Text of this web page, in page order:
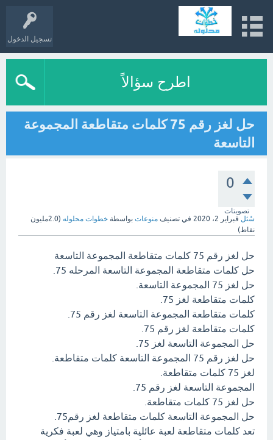
تسجيل الدخول
اطرح سؤالاً
حل لغز رقم 75 كلمات متقاطعة المجموعة
التاسعة
0
تصويتات
سُئل فبراير 2، 2020 في تصنيف منوعات بواسطة خطوات محلوله (2.0مليون
نقاط)
حل لغز رقم 75 كلمات متقاطعة المجموعة التاسعة
حل كلمات متقاطعة المجموعة التاسعة المرحله 75.
حل لغز 75 المجموعة التاسعة.
كلمات متقاطعة لغز 75.
كلمات متقاطعة المجموعة التاسعة لغز رقم 75.
كلمات متقاطعة لغز رقم 75.
حل المجموعة التاسعة لغز 75.
حل لغز رقم 75 المجموعة التاسعة كلمات متقاطعة.
لغز 75 كلمات متقاطعة.
المجموعة التاسعة لغز رقم 75.
حل لغز 75 كلمات متقاطعة.
حل المجموعة التاسعة كلمات متقاطعة لغز رقم75.
تعد كلمات متقاطعة لعبة عائلية بامتياز وهي لعبة فكرية